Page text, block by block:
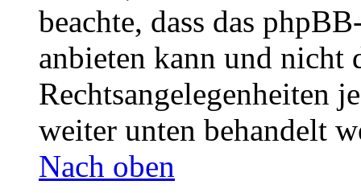
beachte, dass das
anbieten kann und nicht
Rechtsangelegenheiten
weiter unten behandelt
Nach oben